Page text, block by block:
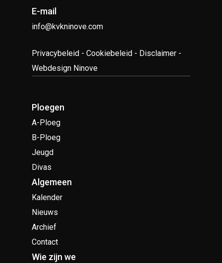
E-mail
info@kvkninove.com
Privacybeleid -Cookiebeleid - Disclaimer -
Webdesign Ninove
Ploegen
A-Ploeg
B-Ploeg
Jeugd
Divas
Algemeen
Kalender
Nieuws
Archief
Contact
Wie zijn we